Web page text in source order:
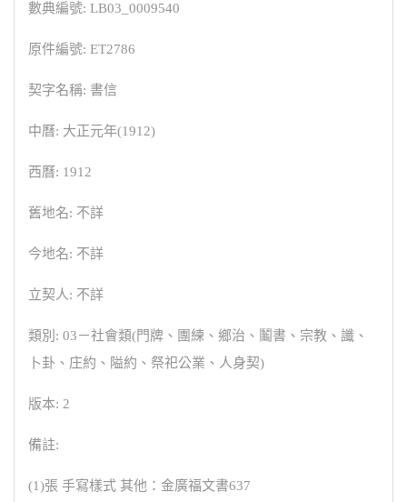
數典編號: LB03_0009540
原件編號: ET2786
契字名稱: 書信
中曆: 大正元年(1912)
西曆: 1912
舊地名: 不詳
今地名: 不詳
立契人: 不詳
類別: 03－社會類(門牌、團練、鄉治、鬮書、宗教、讖、
卜卦、庄約、隘約、祭祀公業、人身契)
版本: 2
備註:
(1)張 手寫樣式 其他：金廣福文書637